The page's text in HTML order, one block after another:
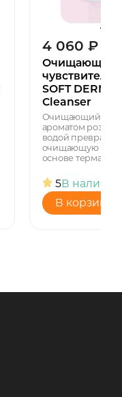
4 060 ₽
Очищающий
SOFT DERM
Cleanser
Очищающий гель
ароматом розы
водой
очищающую
основе терма...
5В наличии
В корзину